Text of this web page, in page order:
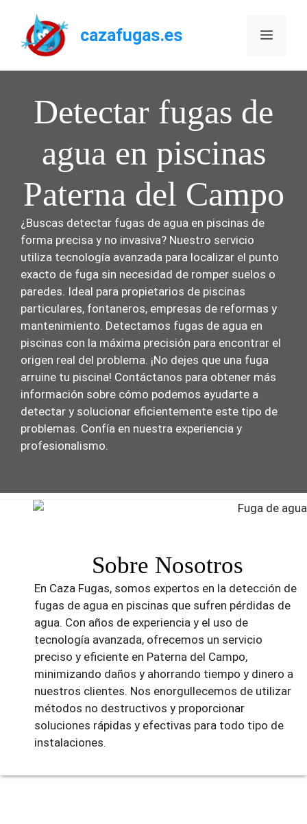
contenido
cazafugas.es Menú
Detectar fugas de
agua en piscinas
Paterna del Campo
¿Buscas detectar fugas de agua en piscinas de
forma precisa y no invasiva? Nuestro servicio
utiliza tecnología avanzada para localizar el punto
exacto de fuga sin necesidad de romper suelos o
paredes. Ideal para propietarios de piscinas
particulares, fontaneros, empresas de reformas y
mantenimiento. Detectamos fugas de agua en
piscinas con la máxima precisión para encontrar el
origen real del problema. ¡No dejes que una fuga
arruine tu piscina! Contáctanos para obtener más
información sobre cómo podemos ayudarte a
detectar y solucionar eficientemente este tipo de
problemas. Confía en nuestra experiencia y
profesionalismo.
Sobre Nosotros
En Caza Fugas, somos expertos en la detección de
fugas de agua en piscinas que sufren pérdidas de
agua. Con años de experiencia y el uso de
tecnología avanzada, ofrecemos un servicio
preciso y eficiente en Paterna del Campo,
minimizando daños y ahorrando tiempo y dinero a
nuestros clientes. Nos enorgullecemos de utilizar
métodos no destructivos y proporcionar
soluciones rápidas y efectivas para todo tipo de
instalaciones.